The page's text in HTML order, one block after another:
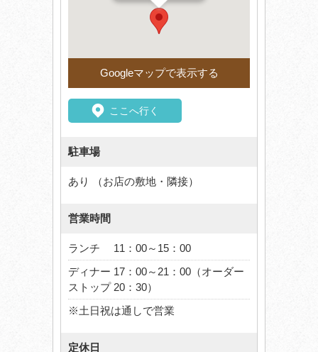
Googleマップで表示する
ここへ行く
駐車場
あり （お店の敷地・隣接）
営業時間
ランチ 11：00～15：00
ディナー 17：00～21：00（オーダー
ストップ 20：30）
※土日祝は通しで営業
定休日